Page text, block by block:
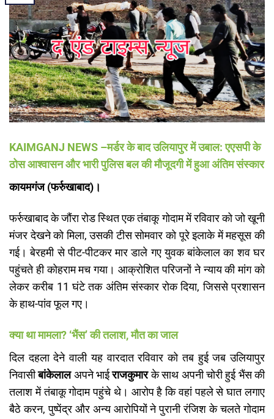
KAIMGANJ NEWS –मर्डर के बाद उलियापुर में उबाल: एएसपी के
ठोस आश्वासन और भारी पुलिस बल की मौजूदगी में हुआ अंतिम संस्कार
कायमगंज (फर्रुखाबाद)।
फर्रुखाबाद के जौंरा रोड स्थित एक तंबाकू गोदाम में रविवार को जो खूनी
मंजर देखने को मिला, उसकी टीस सोमवार को पूरे इलाके में महसूस की
गई। बेरहमी से पीट-पीटकर मार डाले गए युवक बांकेलाल का शव घर
पहुंचते ही कोहराम मच गया। आक्रोशित परिजनों ने न्याय की मांग को
लेकर करीब 11 घंटे तक अंतिम संस्कार रोक दिया, जिससे प्रशासन
के हाथ-पांव फूल गए।
क्या था मामला? ‘भैंस’ की तलाश, मौत का जाल
​दिल दहला देने वाली यह वारदात रविवार को तब हुई जब उलियापुर
निवासीबांकेलालअपने भाईराजकुमारके साथ अपनी चोरी हुई भैंस की
तलाश में तंबाकू गोदाम पहुंचे थे। आरोप है कि वहां पहले से घात लगाए
बैठे करन, पुष्पेंद्र और अन्य आरोपियों ने पुरानी रंजिश के चलते गोदाम